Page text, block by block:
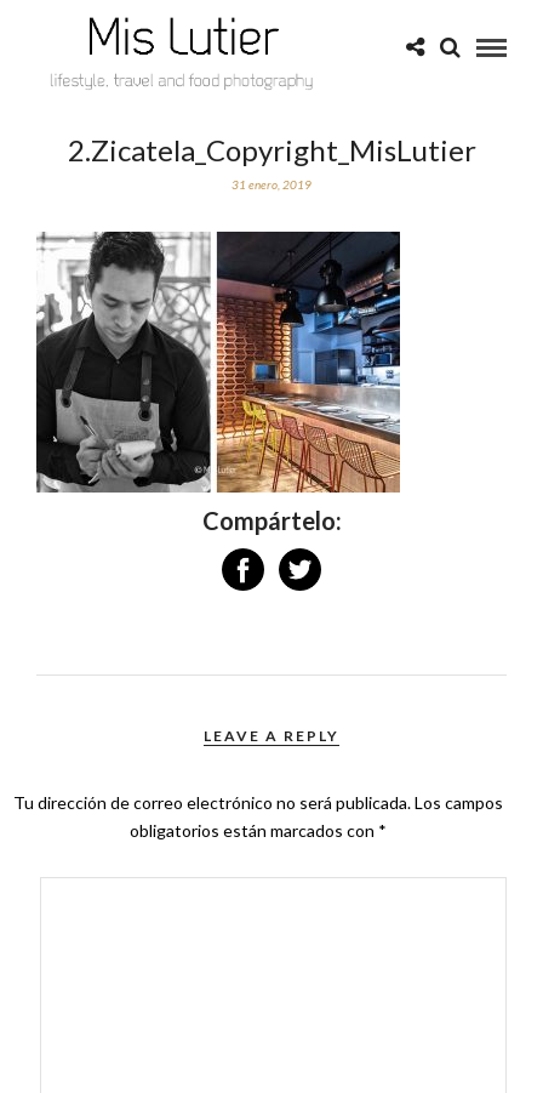
2.Zicatela_Copyright_MisLutier
31 enero, 2019
Compártelo:
LEAVE A REPLY
Tu dirección de correo electrónico no será publicada.Los campos
obligatorios están marcados con *